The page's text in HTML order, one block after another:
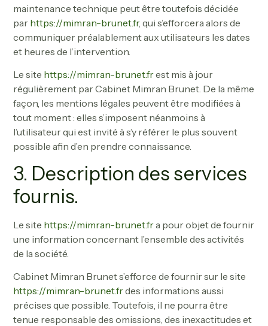
maintenance technique peut être toutefois décidée
par https://mimran-brunet.fr, qui s’efforcera alors de
communiquer préalablement aux utilisateurs les dates
et heures de l’intervention.
Le site https://mimran-brunet.frest mis à jour
régulièrement par Cabinet Mimran Brunet. De la même
façon, les mentions légales peuvent être modifiées à
tout moment : elles s’imposent néanmoins à
l’utilisateur qui est invité à s’y référer le plus souvent
possible afin d’en prendre connaissance.
3. Description des services
fournis.
Le site https://mimran-brunet.fra pour objet de fournir
une information concernant l’ensemble des activités
de la société.
Cabinet Mimran Brunet s’efforce de fournir sur le site
https://mimran-brunet.frdes informations aussi
précises que possible. Toutefois, il ne pourra être
tenue responsable des omissions, des inexactitudes et